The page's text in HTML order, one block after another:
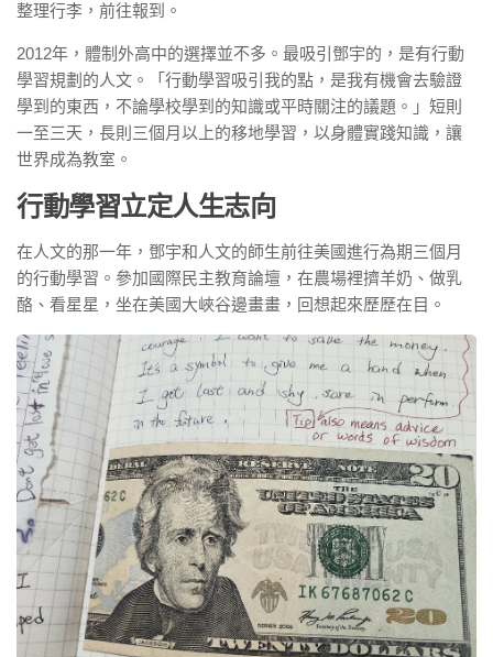
整理行李，前往報到。
2012年，體制外高中的選擇並不多。最吸引鄧宇的，是有行動
學習規劃的人文。「行動學習吸引我的點，是我有機會去驗證
學到的東西，不論學校學到的知識或平時關注的議題。」短則
一至三天，長則三個月以上的移地學習，以身體實踐知識，讓
世界成為教室。
行動學習立定人生志向
在人文的那一年，鄧宇和人文的師生前往美國進行為期三個月
的行動學習。參加國際民主教育論壇，在農場裡擠羊奶、做乳
酪、看星星，坐在美國大峽谷邊畫畫，回想起來歷歷在目。